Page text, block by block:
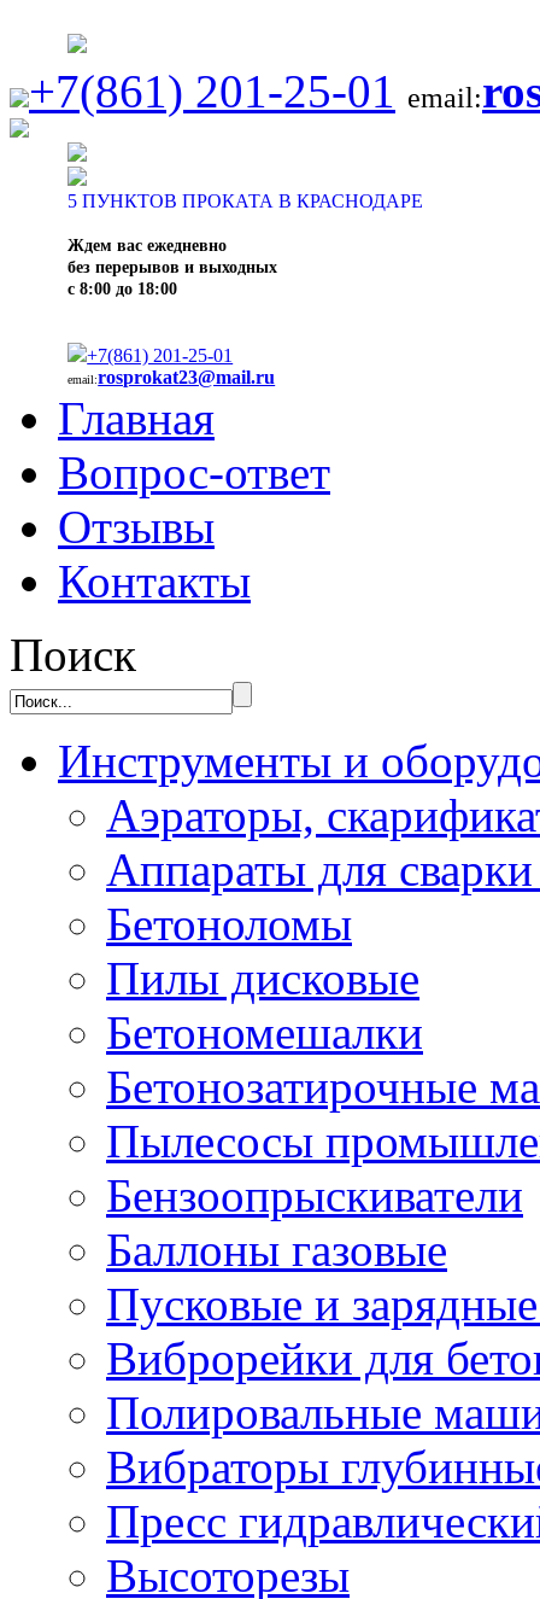
+7(861) 201-25-01 email:
5 ПУНКТОВ ПРОКАТА В КРАСНОДАРЕ
Ждем вас ежедневно
без перерывов и выходных
с 8:00 до 18:00
+7(861) 201-25-01
email:rosprokat23@mail.ru
Главная
Вопрос-ответ
Отзывы
Контакты
Поиск
Инструменты и
Аэраторы,
Аппараты для
Бетоноломы
Пилы дисковые
Бетономешалки
Бетонозатирочные
Пылесосы
Бензоопрыскиватели
Баллоны газовые
Пусковые и
Виброрейки для
Полировальные
Вибраторы
Пресс
Высоторезы